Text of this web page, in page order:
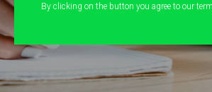
By clicking on the button you agree to our